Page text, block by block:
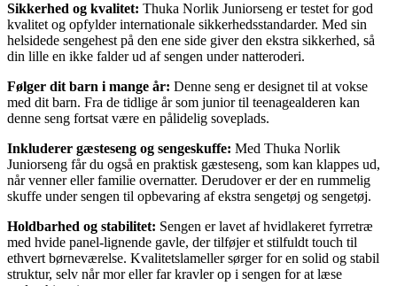
Sikkerhed og kvalitet: Thuka Norlik Juniorseng er testet for god
kvalitet og opfylder internationale sikkerhedsstandarder. Med sin
helsidede sengehest på den ene side giver den ekstra sikkerhed, så
din lille en ikke falder ud af sengen under natteroderi.
Følger dit barn i mange år: Denne seng er designet til at vokse
med dit barn. Fra de tidlige år som junior til teenagealderen kan
denne seng fortsat være en pålidelig soveplads.
Inkluderer gæsteseng og sengeskuffe: Med Thuka Norlik
Juniorseng får du også en praktisk gæsteseng, som kan klappes ud,
når venner eller familie overnatter. Derudover er der en rummelig
skuffe under sengen til opbevaring af ekstra sengetøj og sengetøj.
Holdbarhed og stabilitet: Sengen er lavet af hvidlakeret fyrretræ
med hvide panel-lignende gavle, der tilføjer et stilfuldt touch til
ethvert børneværelse. Kvalitetslameller sørger for en solid og stabil
struktur, selv når mor eller far kravler op i sengen for at læse